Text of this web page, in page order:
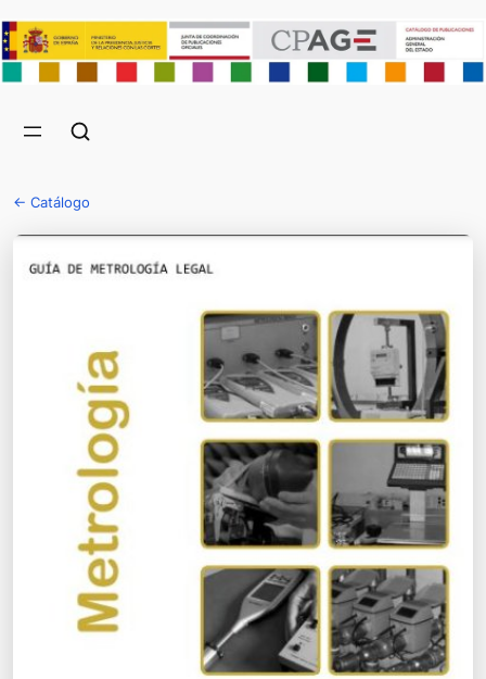
← Catálogo